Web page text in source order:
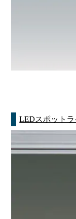
LEDスポット